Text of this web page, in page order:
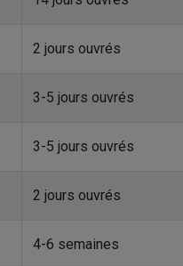
2 jours ouvrés
3-5 jours ouvrés
3-5 jours ouvrés
2 jours ouvrés
4-6 semaines